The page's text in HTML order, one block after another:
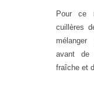
Pour ce
cuillères
avant de
fraîche et